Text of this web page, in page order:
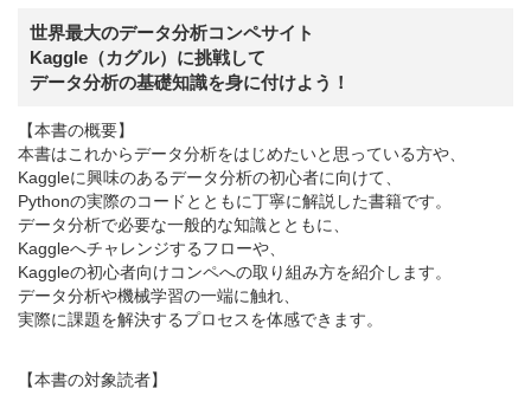
世界最大のデータ分析コンペサイト
Kaggle（カグル）に挑戦して
データ分析の基礎知識を身に付けよう！
【本書の概要】
本書はこれからデータ分析をはじめたいと思っている方や、
Kaggleに興味のあるデータ分析の初心者に向けて、
Pythonの実際のコードとともに丁寧に解説した書籍です。
データ分析で必要な一般的な知識とともに、
Kaggleへチャレンジするフローや、
Kaggleの初心者向けコンペへの取り組み方を紹介します。
データ分析や機械学習の一端に触れ、
実際に課題を解決するプロセスを体感できます。
【本書の対象読者】